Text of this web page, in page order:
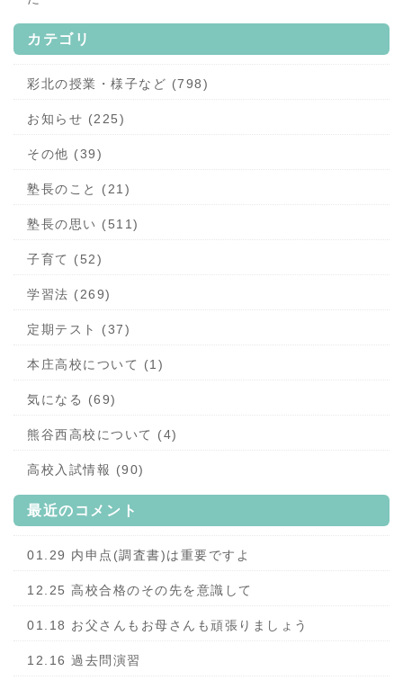
カテゴリ
彩北の授業・様子など (798)
お知らせ (225)
その他 (39)
塾長のこと (21)
塾長の思い (511)
子育て (52)
学習法 (269)
定期テスト (37)
本庄高校について (1)
気になる (69)
熊谷西高校について (4)
高校入試情報 (90)
最近のコメント
01.29 内申点(調査書)は重要ですよ
12.25 高校合格のその先を意識して
01.18 お父さんもお母さんも頑張りましょう
12.16 過去問演習